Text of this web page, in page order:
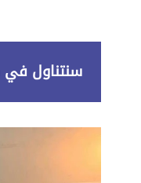
سنتناول في